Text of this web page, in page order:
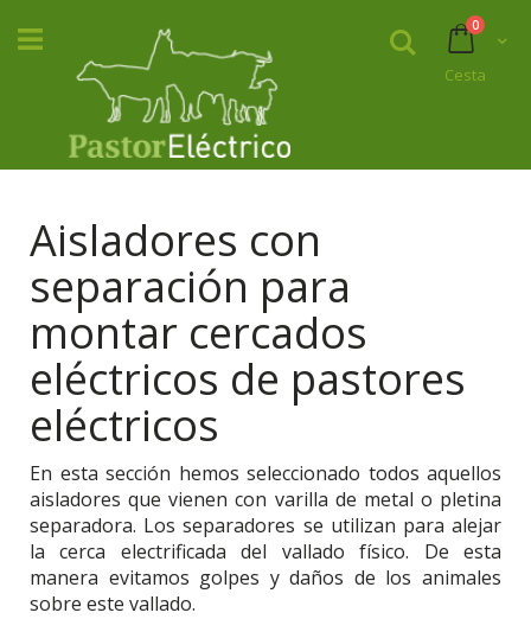
al
contenido
Cart
0
Cesta
Buscar
Aisladores con
separación para
montar cercados
eléctricos de pastores
eléctricos
En esta sección hemos seleccionado todos aquellos
aisladores que vienen con varilla de metal o pletina
separadora. Los separadores se utilizan para alejar
la cerca electrificada del vallado físico. De esta
manera evitamos golpes y daños de los animales
sobre este vallado.